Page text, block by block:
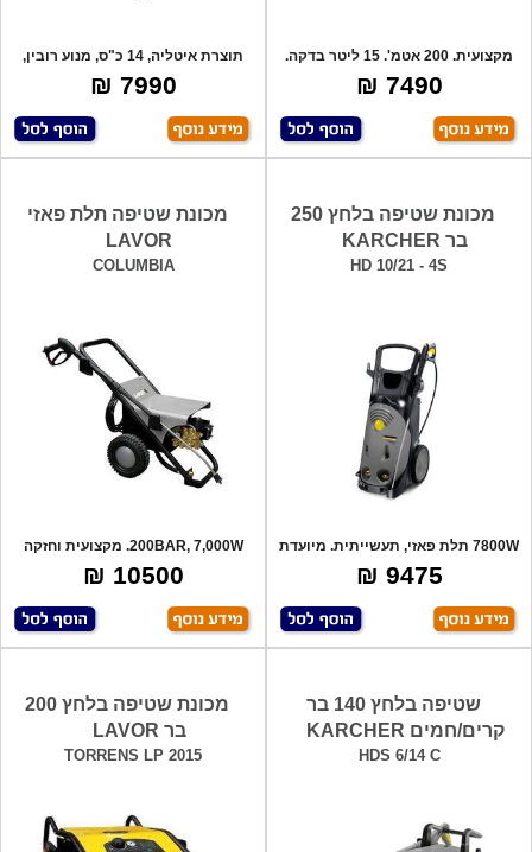
מקצועית. 200 אטמ'. 15 ליטר בדקה.
7.5 כ"ס
7490 ₪
תוצרת איטליה, 14 כ"ס, מנוע רובין,
תוצרת
7990 ₪
מכונת שטיפה בלחץ 250
בר KARCHER
HD 10/21 - 4S
7800W תלת פאזי, תעשייתית. מיועדת
לעבודה
9475 ₪
מכונת שטיפה תלת פאזי
LAVOR
COLUMBIA
200BAR, 7,000W. מקצועית וחזקה
במיוחד. ס
10500 ₪
שטיפה בלחץ 140 בר
קרים/חמים KARCHER
HDS 6/14 C
מכונת שטיפה בלחץ 200
בר LAVOR
TORRENS LP 2015